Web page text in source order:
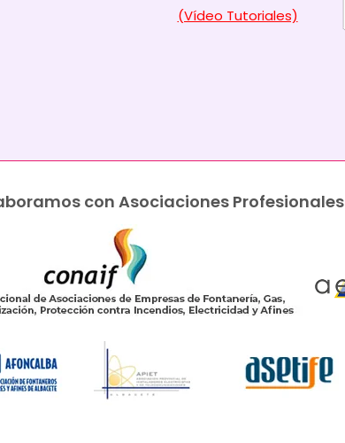
(Vídeo Tutoriales)
con Asociaciones